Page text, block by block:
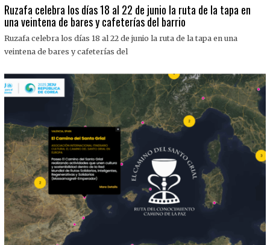
J
U
I
O
0
2
5
Ruzafa celebra los días 18 al 22 de junio la ruta de la tapa en
una veintena de bares y cafeterías del barrio
Ruzafa celebra los días 18 al 22 de junio la ruta de la tapa en una
veintena de bares y cafeterías del